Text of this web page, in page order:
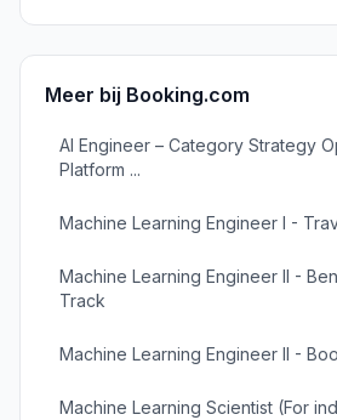
Meer bij Booking.com
AI Engineer – Category Strategy
Platform ...
Machine Learning Engineer I -
Machine Learning Engineer II -
Track
Machine Learning Engineer II -
Machine Learning Scientist (For